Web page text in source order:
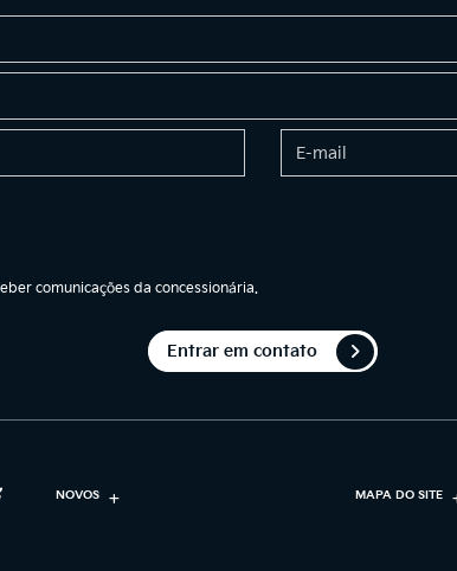
comunicações da concessionária.
Entrar em contato
NOVOS MAPA DO SITE